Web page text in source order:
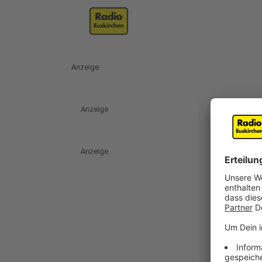
Anzeige
Anzeige
Anzeige